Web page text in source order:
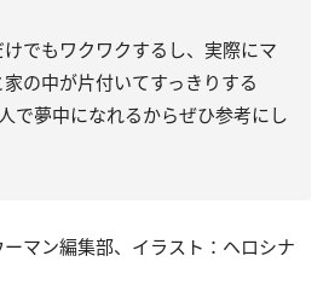
でもワクワクするし、実際にマ
の中が片付いてすっきりする
で夢中になれるからぜひ参考にし
ーマン編集部、イラスト：ヘロシナ